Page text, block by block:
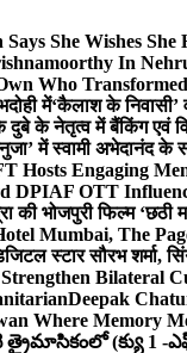
She Wishes
In
Who
में‘कैलाश के निवासी’
दुबे के नेतृत्व में बैंकिंग एवं
में स्वामी अभेदानंद के
Hosts Engaging
DPIAF OTT
की भोजपुरी फिल्म
Mumbai, The
स्टार सौरभ शर्मा,
Bilateral
Deepak
Where Memory
త్రైమాసికంలో (క్యు 1